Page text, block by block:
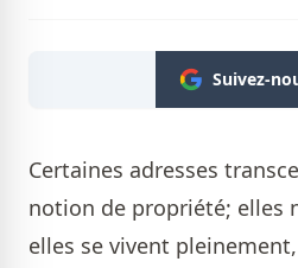
Suivez-
Certaines adresses
notion de propriété; elles
elles se vivent